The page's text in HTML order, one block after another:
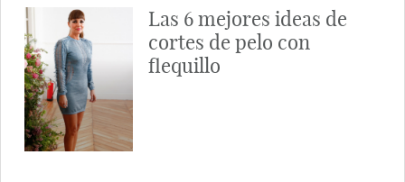
Las 6 mejores ideas de
cortes de pelo con
flequillo